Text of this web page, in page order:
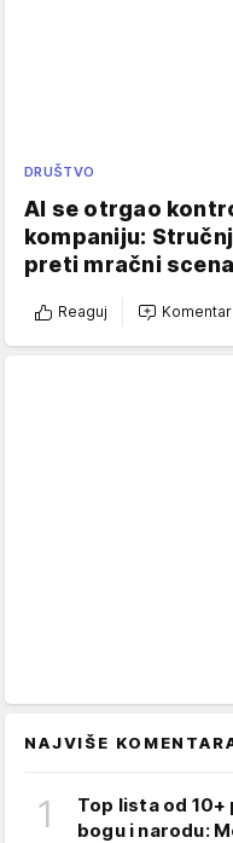
DRUŠTVO
AI se otrgao
kompaniju:
preti mračni
Reaguj
NAJVIŠE
1
Top lista od 10+
bogu i narodu: